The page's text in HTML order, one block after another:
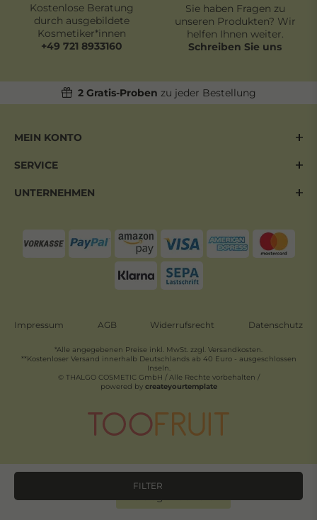
FILTER
Kostenlose Beratung
durch ausgebildete
Kosmetiker*innen
+49 721 8933160
Sie haben Fragen zu
unseren Produkten? Wir
helfen Ihnen weiter.
Schreiben Sie uns
2 Gratis-Proben zu jeder Bestellung
MEIN KONTO
SERVICE
UNTERNEHMEN
Impressum AGB Widerrufsrecht Datenschutz
*Alle angegebenen Preise inkl. MwSt. zzgl. Versandkosten.
**Kostenloser Versand innerhalb Deutschlands ab 40 Euro - ausgeschlossen
Inseln.
© THALGO COSMETIC GmbH / Alle Rechte vorbehalten /
powered by createyourtemplate